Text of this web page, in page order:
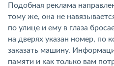
Подобная реклама
тому же, она не
по улице и ему в глаза
на дверях указан номер, по
заказать машину.
памяти и как только вам